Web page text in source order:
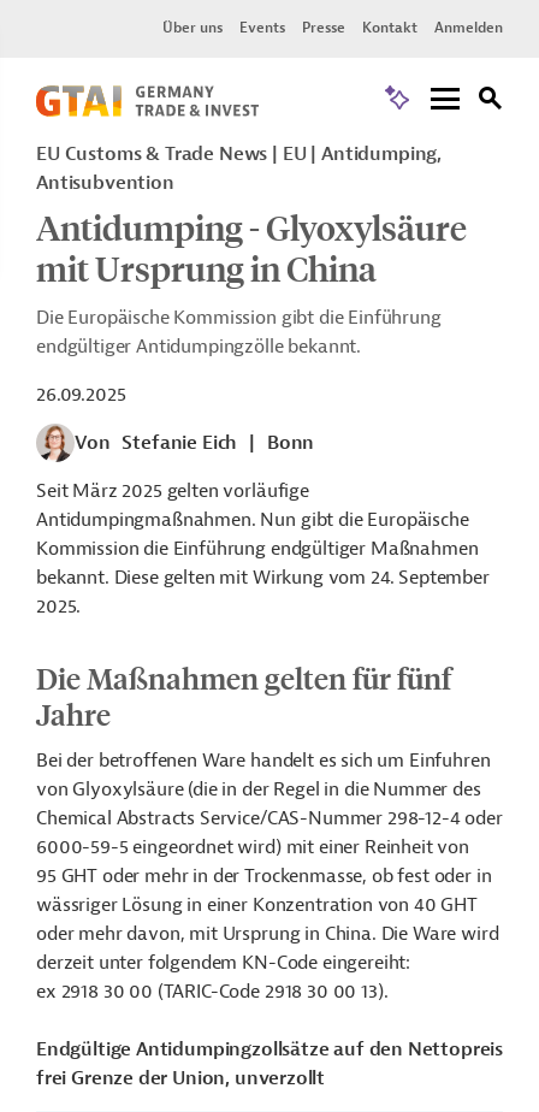
Über uns Events Presse Kontakt Anmelden
EU Customs & Trade News EU
Antidumping,
Antisubvention
Antidumping - Glyoxylsäure
mit Ursprung in China
Die Europäische Kommission gibt die Einführung
endgültiger Antidumpingzölle bekannt.
26.09.2025
Von Stefanie Eich
Bonn
Seit März 2025 gelten vorläufige
Antidumpingmaßnahmen. Nun gibt die Europäische
Kommission die Einführung endgültiger Maßnahmen
bekannt. Diese gelten mit Wirkung vom 24. September
2025.
Die Maßnahmen gelten für fünf
Jahre
Bei der betroffenen Ware handelt es sich um Einfuhren
von Glyoxylsäure (die in der Regel in die Nummer des
Chemical Abstracts Service/CAS-Nummer 298-12-4 oder
6000-59-5 eingeordnet wird) mit einer Reinheit von
95 GHT oder mehr in der Trockenmasse, ob fest oder in
wässriger Lösung in einer Konzentration von 40 GHT
oder mehr davon, mit Ursprung in China. Die Ware wird
derzeit unter folgendem KN-Code eingereiht:
ex 2918 30 00 (TARIC-Code 2918 30 00 13).
Endgültige Antidumpingzollsätze auf den Nettopreis
frei Grenze der Union, unverzollt